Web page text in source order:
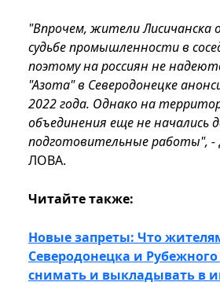
"Впрочем, жители Лисичанска
судьбе промышленности в
поэтому на россиян не
"Азота" в Северодонецке
2022 года. Однако на
объединения еще не начались
подготовительные работы", -
ЛОВА.
Читайте также:
Новые запреты: Что
Северодонецка и
снимать и выкладывать в